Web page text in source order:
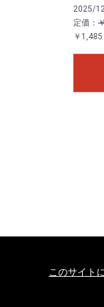
2025/
定価：
￥1,485
このサイト